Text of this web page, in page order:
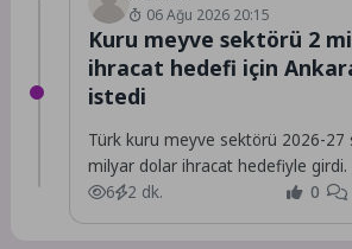
06 Ağu 2026 20:15
Kuru meyve sektörü 2
ihracat hedefi için
istedi
Türk kuru meyve sektörü 2026-27
milyar dolar ihracat hedefiyle girdi.
6
2 dk. 0